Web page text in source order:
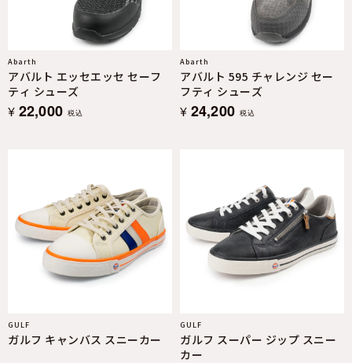
Abarth
アバルト エッセエッセ セーフ
ティ シューズ
¥ 22,000 税込
Abarth
アバルト 595 チャレンジ セー
フティ シューズ
¥ 24,200 税込
GULF
ガルフ キャンバス スニーカー
GULF
ガルフ スーパー ジップ スニー
カー